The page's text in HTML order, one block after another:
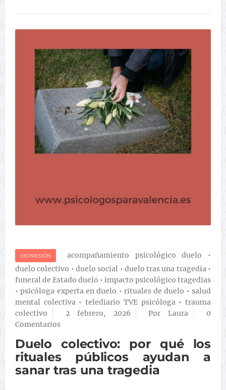
DEPRESIÓN acompañamiento psicológico duelo •
duelo colectivo • duelo social • duelo tras una tragedia•
funeral de Estado duelo • impacto psicológico tragedias
•psicóloga experta en duelo • rituales de duelo •salud
mental colectiva•telediario TVE psicóloga•trauma
colectivo
2 febrero, 2026 Por Laura
0
Comentarios
Duelo colectivo: por qué los
rituales públicos ayudan a
sanar tras una tragedia